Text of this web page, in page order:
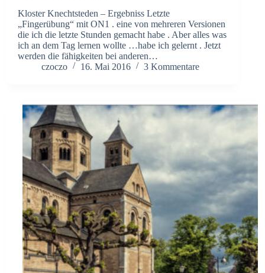
Kloster Knechtsteden – Ergebniss Letzte
„Fingerübung“ mit ON1 . eine von mehreren Versionen
die ich die letzte Stunden gemacht habe . Aber alles was
ich an dem Tag lernen wollte …habe ich gelernt . Jetzt
werden die fähigkeiten bei anderen…
czoczo
16. Mai 2016 3 Kommentare